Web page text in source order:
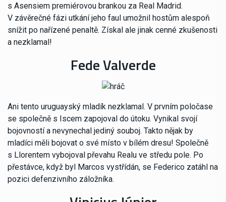
s Asensiem premiérovou brankou za Real Madrid.
V závěrečné fázi utkání jeho faul umožnil hostům alespoň
snížit po nařízené penaltě. Získal ale jinak cenné zkušenosti
a nezklamal!
Fede Valverde
Ani tento uruguayský mladík nezklamal. V prvním poločase
se společně s Iscem zapojoval do útoku. Vynikal svojí
bojovností a nevynechal jediný souboj. Takto nějak by
mladíci měli bojovat o své místo v bílém dresu! Společně
s Llorentem vybojoval převahu Realu ve středu pole. Po
přestávce, když byl Marcos vystřídán, se Federico zatáhl na
pozici defenzivního záložníka.